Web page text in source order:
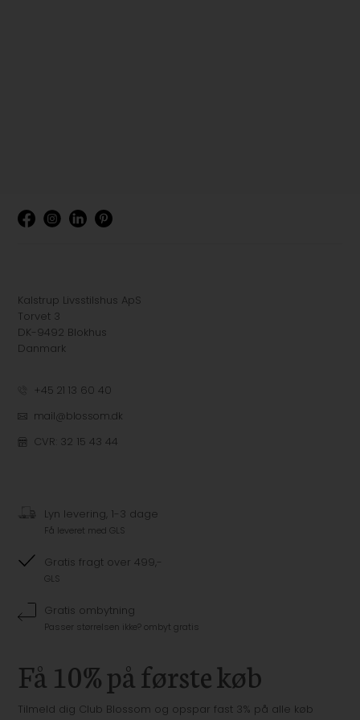
Kalstrup Livsstilshus ApS
Torvet 3
DK-9492 Blokhus
Danmark
+45 21 13 60 40
mail@blossom.dk
CVR: 32 15 43 44
Lyn levering, 1-3 dage
Få leveret med GLS
Gratis fragt over 499,-
GLS
Gratis ombytning
Passer størrelsen ikke? ombyt gratis
Få 10% på første køb
Tilmeld dig Club Blossom og opspar fast 3% på alle køb